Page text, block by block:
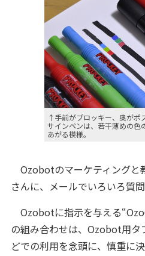
↑手前がプロッキー、奥がポ
サインペンは、若干薄めの色
あがる模様。
Ozobotのマーケティングと
さんに、メールでいろいろ質
Ozobotに指示を与える
の組み合わせは、Ozobot用タ
どでの利用を念頭に、慎重に